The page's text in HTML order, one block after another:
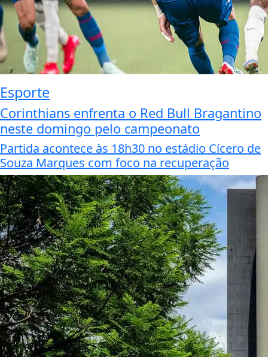
Esporte
Corinthians enfrenta o Red Bull Bragantino
neste domingo pelo campeonato
Partida acontece às 18h30 no estádio Cícero de
Souza Marques com foco na recuperação